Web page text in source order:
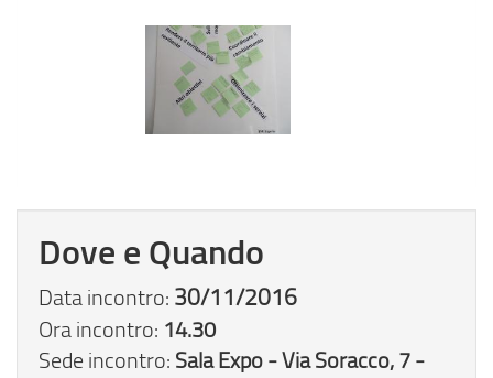
Dove e Quando
Data incontro: 30/11/2016
Ora incontro: 14.30
Sede incontro: Sala Expo - Via Soracco, 7 -